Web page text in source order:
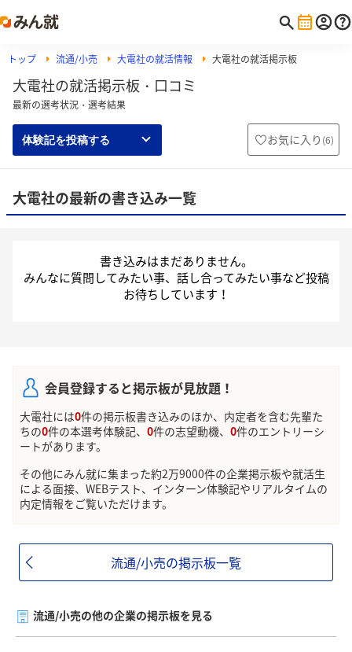
トップ 流通/小売 大電社の就活情報 大電社の就活掲示板
大電社の就活掲示板・口コミ
最新の選考状況・選考結果
体験記を投稿する お気に入り (6)
大電社の最新の書き込み一覧
書き込みはまだありません。
みんなに質問してみたい事、話し合ってみたい事など投稿
お待ちしています！
会員登録すると掲示板が見放題！
大電社には0件の掲示板書き込みのほか、内定者を含む先輩た
ちの0件の本選考体験記、 0件の志望動機、 0件のエントリーシ
ートがあります。
その他にみん就に集まった約2万9000件の企業掲示板や就活生
による面接、WEBテスト、インターン体験記やリアルタイムの
内定情報をご覧いただけます。
流通/小売の掲示板一覧
流通/小売の他の企業の掲示板を見る